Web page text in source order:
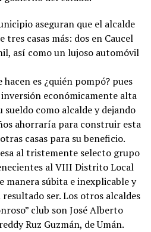
aseguran que el alcalde
casas más: dos en Caucel
así como un lujoso automóvil
es ¿quién pompó? pues
económicamente alta
como alcalde y dejando
ahorraría para construir esta
casas para su beneficio.
al tristemente selecto grupo
al VIII Distrito Local
manera súbita e inexplicable y
ser. Los otros alcaldes
club son José Alberto
Ruz Guzmán, de Umán.